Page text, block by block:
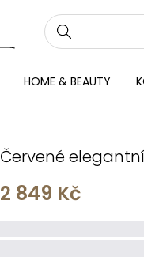
HOME & BEAUTY
Červené
2 849 Kč